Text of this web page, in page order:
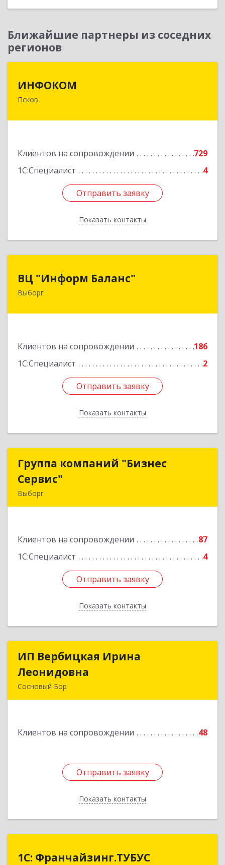
Ближайшие партнеры из соседних
регионов
ИНФОКОМ
Псков
Клиентов на сопровождении
729
1С:Специалист
4
Отправить заявку
Показать контакты
180000, Псковская обл, Псков г, Советская ул,
Отправить заявку
Назад
ВЦ "Информ Баланс"
Выборг
Клиентов на сопровождении
186
1С:Специалист
2
Отправить заявку
Показать контакты
188800, Ленинградская обл, Выборгский р-н,
Отправить заявку
Назад
Группа компаний "Бизнес
Сервис"
Выборг
Клиентов на сопровождении
87
1С:Специалист
4
Отправить заявку
Показать контакты
Группа компаний "Бизнес
Подробнее
Отправить заявку
Назад
ИП Вербицкая Ирина
Леонидовна
Сосновый Бор
Клиентов на сопровождении 48
Отправить заявку
Показать контакты
ИП Вербицкая Ирина
Подробнее
Отправить заявку
Назад
1С: Франчайзинг.ТУБУС
1С: Франчайзинг.ТУБУС